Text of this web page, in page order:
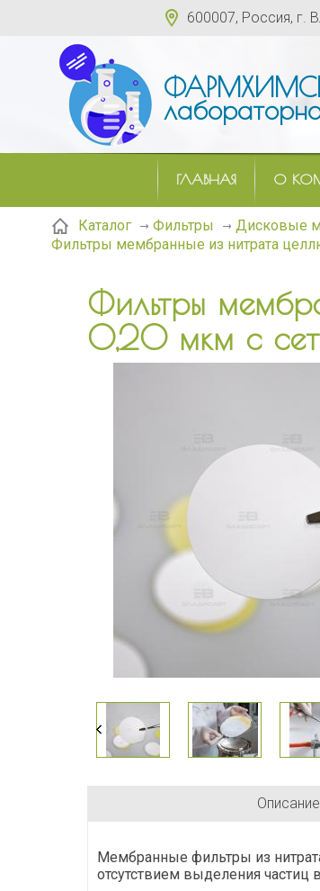
600007, Россия, г.
ГЛАВНАЯ О
Каталог Фильтры Дисковые
Фильтры мембранные из нитрата
Фильтры
0,20 мкм с
Описание
Мембранные фильтры из
отсутствием выделения частиц